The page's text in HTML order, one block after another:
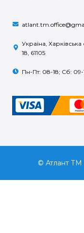
Україна,
18, 61105
Пн-Пт: 08-18; Сб: 09-
© Атлант ТМ